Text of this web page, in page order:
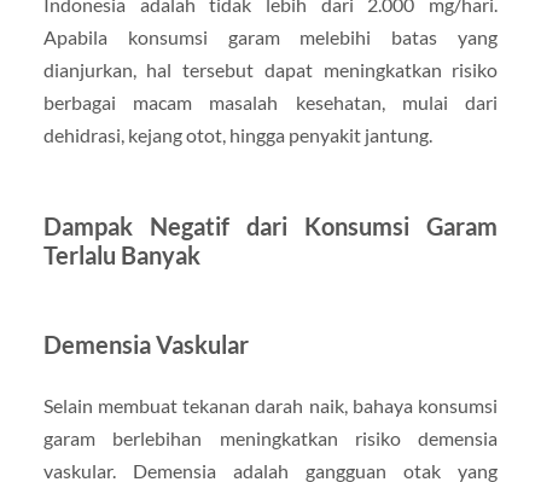
Apabila konsumsi garam melebihi batas yang
dianjurkan, hal tersebut dapat meningkatkan risiko
berbagai macam masalah kesehatan, mulai dari
dehidrasi, kejang otot, hingga penyakit jantung.
Dampak Negatif dari Konsumsi Garam
Terlalu Banyak
Demensia Vaskular
Selain membuat tekanan darah naik, bahaya konsumsi
garam berlebihan meningkatkan risiko demensia
vaskular. Demensia adalah gangguan otak yang